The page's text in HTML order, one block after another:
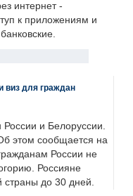
интернет -
к приложениям и
виз для граждан
России и Белоруссии.
этом сообщается на
России не
Россияне
страны до 30 дней.